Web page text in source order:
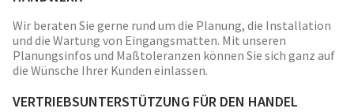
Wir beraten Sie gerne rund um die Planung, die Installation
und die Wartung von Eingangsmatten. Mit unseren
Planungsinfos und Maßtoleranzen können Sie sich ganz auf
die Wünsche Ihrer Kunden einlassen.
VERTRIEBSUNTERSTÜTZUNG FÜR DEN HANDEL